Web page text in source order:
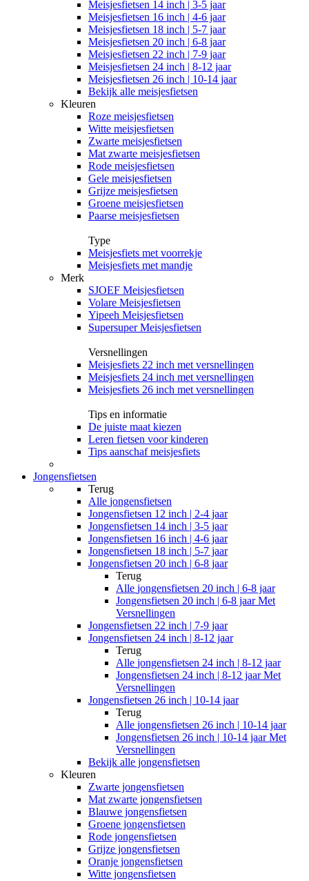
Meisjesfietsen 14 inch | 3-5 jaar
Meisjesfietsen 16 inch | 4-6 jaar
Meisjesfietsen 18 inch | 5-7 jaar
Meisjesfietsen 20 inch | 6-8 jaar
Meisjesfietsen 22 inch | 7-9 jaar
Meisjesfietsen 24 inch | 8-12 jaar
Meisjesfietsen 26 inch | 10-14 jaar
Bekijk alle meisjesfietsen
Kleuren
Roze meisjesfietsen
Witte meisjesfietsen
Zwarte meisjesfietsen
Mat zwarte meisjesfietsen
Rode meisjesfietsen
Gele meisjesfietsen
Grijze meisjesfietsen
Groene meisjesfietsen
Paarse meisjesfietsen
Type
Meisjesfiets met voorrekje
Meisjesfiets met mandje
Merk
SJOEF Meisjesfietsen
Volare Meisjesfietsen
Yipeeh Meisjesfietsen
Supersuper Meisjesfietsen
Versnellingen
Meisjesfiets 22 inch met versnellingen
Meisjesfiets 24 inch met versnellingen
Meisjesfiets 26 inch met versnellingen
Tips en informatie
De juiste maat kiezen
Leren fietsen voor kinderen
Tips aanschaf meisjesfiets
Jongensfietsen
Terug
Alle jongensfietsen
Jongensfietsen 12 inch | 2-4 jaar
Jongensfietsen 14 inch | 3-5 jaar
Jongensfietsen 16 inch | 4-6 jaar
Jongensfietsen 18 inch | 5-7 jaar
Jongensfietsen 20 inch | 6-8 jaar
Terug
Alle jongensfietsen 20 inch | 6-8 jaar
Jongensfietsen 20 inch | 6-8 jaar Met
Versnellingen
Jongensfietsen 22 inch | 7-9 jaar
Jongensfietsen 24 inch | 8-12 jaar
Terug
Alle jongensfietsen 24 inch | 8-12 jaar
Jongensfietsen 24 inch | 8-12 jaar Met
Versnellingen
Jongensfietsen 26 inch | 10-14 jaar
Terug
Alle jongensfietsen 26 inch | 10-14 jaar
Jongensfietsen 26 inch | 10-14 jaar Met
Versnellingen
Bekijk alle jongensfietsen
Kleuren
Zwarte jongensfietsen
Mat zwarte jongensfietsen
Blauwe jongensfietsen
Groene jongensfietsen
Rode jongensfietsen
Grijze jongensfietsen
Oranje jongensfietsen
Witte jongensfietsen